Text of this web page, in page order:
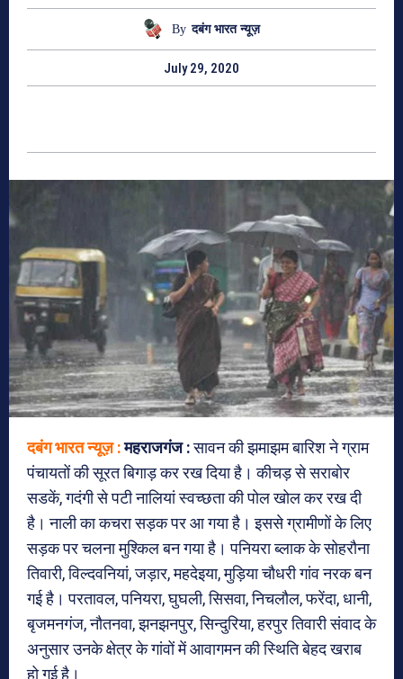
By दबंग भारत न्यूज़
July 29, 2020
दबंग भारत न्यूज़ :महराजगंज :सावन की झमाझम बारिश ने ग्राम
पंचायतों की सूरत बिगाड़ कर रख दिया है। कीचड़ से सराबोर
सडकें, गदंगी से पटी नालियां स्वच्छता की पोल खोल कर रख दी
है। नाली का कचरा सड़क पर आ गया है। इससे ग्रामीणों के लिए
सड़क पर चलना मुश्किल बन गया है। पनियरा ब्लाक के सोहरौना
तिवारी, विल्दवनियां, जड़ार, महदेइया, मुड़िया चौधरी गांव नरक बन
गई है। परतावल, पनियरा, घुघली, सिसवा, निचलौल, फरेंदा, धानी,
बृजमनगंज, नौतनवा, झनझनपुर, सिन्दुरिया, हरपुर तिवारी संवाद के
अनुसार उनके क्षेत्र के गांवों में आवागमन की स्थिति बेहद खराब
हो गई है।